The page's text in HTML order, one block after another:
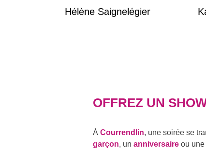
Hélène Saignelégier
OFFREZ UN
À Courrendlin, une soirée se
garçon, un anniversaire ou une